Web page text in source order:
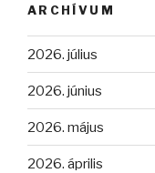
ARCHÍVUM
2026. július
2026. június
2026. május
2026. április